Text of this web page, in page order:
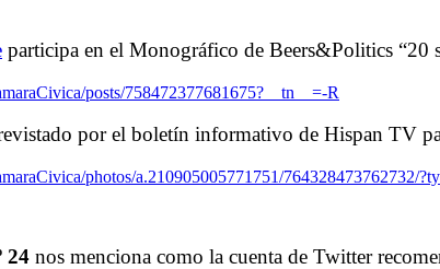
participa en el Monográfico de Beers&Politics “20
posts/758472377681675?__tn__=-R
por el boletín informativo de Hispan TV
photos/a.210905005771751/764328473762732/
24 nos menciona como la cuenta de Twitter